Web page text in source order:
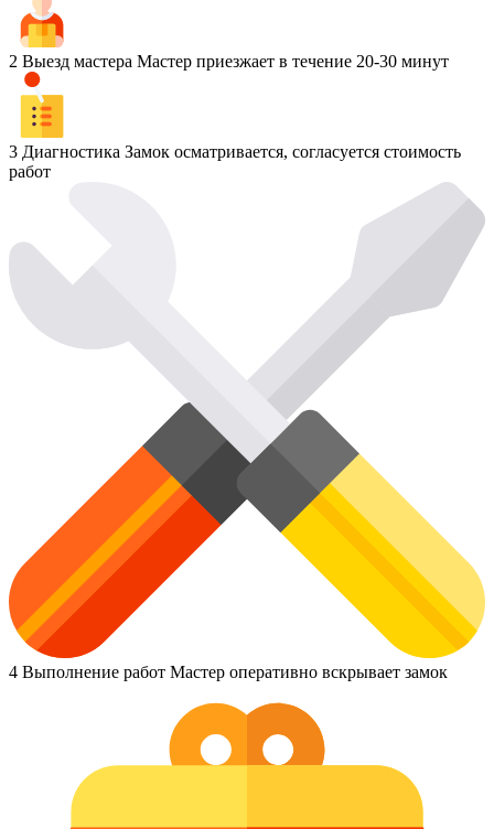
2 Выезд мастера Мастер приезжает в течение 20-30 минут
3 Диагностика Замок осматривается, согласуется стоимость
работ
4 Выполнение работ Мастер оперативно вскрывает замок